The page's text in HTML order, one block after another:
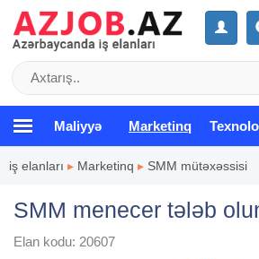
Maliyyə Marketinq
iş elanları ▸ Marketinq ▸ SMM mütəxəssisi
SMM menecer tələb
Elan kodu: 20607